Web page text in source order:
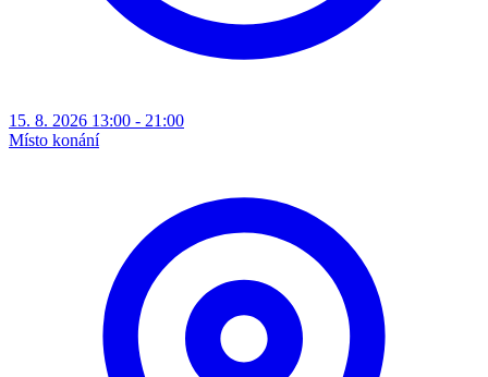
15. 8. 2026 13:00 - 21:00
Místo konání